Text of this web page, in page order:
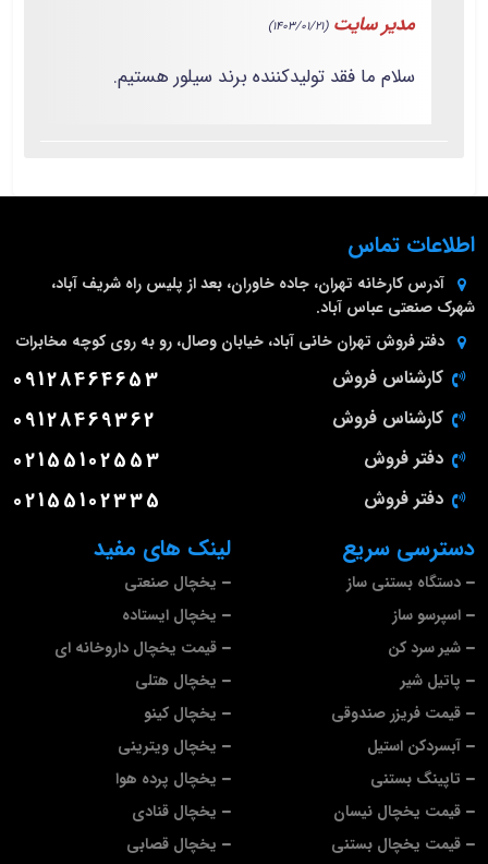
مدیر سایت (1403/01/21)
سلام ما فقد تولیدکننده برند سیلور هستیم.
لینک های مفید
یخچال صنعتی
یخچال ایستاده
قیمت یخچال داروخانه ای
یخچال هتلی
یخچال کینو
یخچال ویترینی
یخچال پرده هوا
یخچال قنادی
یخچال قصابی
دسترسی سریع
دستگاه بستنی ساز
اسپرسو ساز
شیر سرد کن
پاتیل شیر
قیمت فریزر صندوقی
آبسردکن استیل
تاپینگ بستنی
قیمت یخچال نیسان
قیمت یخچال بستنی
اطلاعات تماس
آدرس کارخانه تهران، جاده خاوران، بعد از پلیس راه شریف آباد،
شهرک صنعتی عباس آباد.
دفتر فروش تهران خانی آباد، خیابان وصال، رو به روی کوچه مخابرات
کارشناس فروش 09128464653
کارشناس فروش 09128469362
دفتر فروش 02155102553
دفتر فروش 02155102335